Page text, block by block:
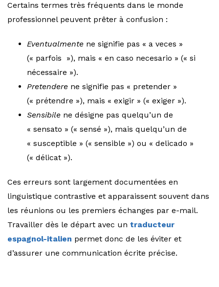
Certains termes très fréquents dans le monde
professionnel peuvent prêter à confusion :
Eventualmente ne signifie pas « a veces »
(« parfois »), mais « en caso necesario » (« si
nécessaire »).
Pretendere ne signifie pas « pretender »
(« prétendre »), mais « exigir » (« exiger »).
Sensibile ne désigne pas quelqu’un de
« sensato » (« sensé »), mais quelqu’un de
« susceptible » (« sensible ») ou « delicado »
(« délicat »).
Ces erreurs sont largement documentées en
linguistique contrastive et apparaissent souvent dans
les réunions ou les premiers échanges par e-mail.
Travailler dès le départ avec un traducteur
espagnol-italien permet donc de les éviter et
d’assurer une communication écrite précise.